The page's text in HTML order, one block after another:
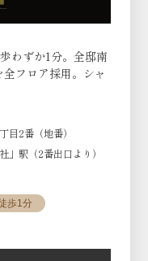
わずか1分。全邸南
フロア採用。シャ
目2番（地番）
」駅（2番出口より）
歩1分